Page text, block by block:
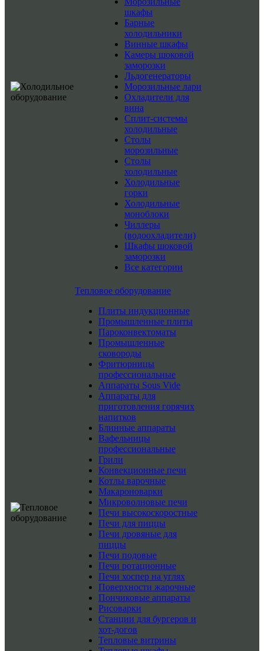
шкафы
Барные
холодильники
Винные шкафы
Камеры шоковой
заморозки
Льдогенераторы
Морозильные лари
Охладители для
вина
Сплит-системы
холодильные
Столы
морозильные
Столы
холодильные
Холодильные
горки
Холодильные
моноблоки
Чиллеры
(водоохладители)
Шкафы шоковой
заморозки
Все категории
Тепловое оборудование
Плиты индукционные
Промышленные плиты
Пароконвектоматы
Промышленные
сковороды
Фритюрницы
профессиональные
Аппараты Sous Vide
Аппараты для
приготовления горячих
напитков
Блинные аппараты
Вафельницы
профессиональные
Грили
Конвекционные печи
Котлы варочные
Макароноварки
Микроволновые печи
Печи высокоскоростные
Печи для пиццы
Печи дровяные для
пиццы
Печи подовые
Печи ротационные
Печи хоспер на углях
Поверхности жарочные
Пончиковые аппараты
Рисоварки
Станции для бургеров и
хот-догов
Тепловые витрины